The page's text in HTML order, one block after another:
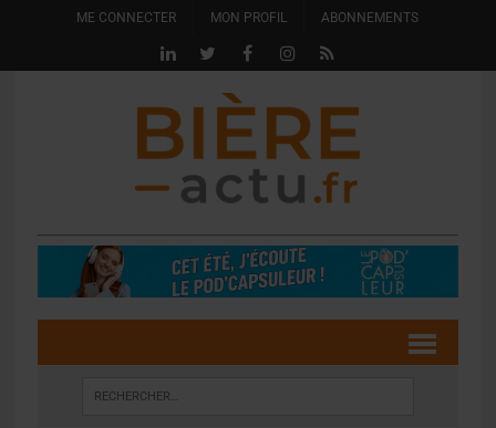
ME CONNECTER MON PROFIL ABONNEMENTS